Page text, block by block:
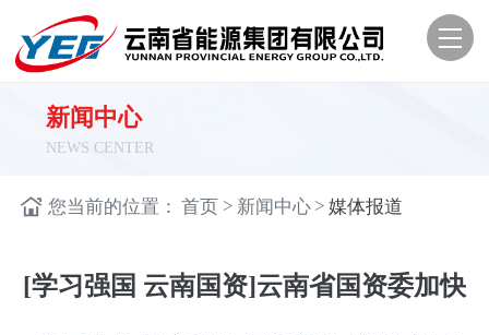
新闻中心
NEWS CENTER
您当前的位置： 首页 > 新闻中心 > 媒体报道
[学习强国 云南国资]云南省国资委加快